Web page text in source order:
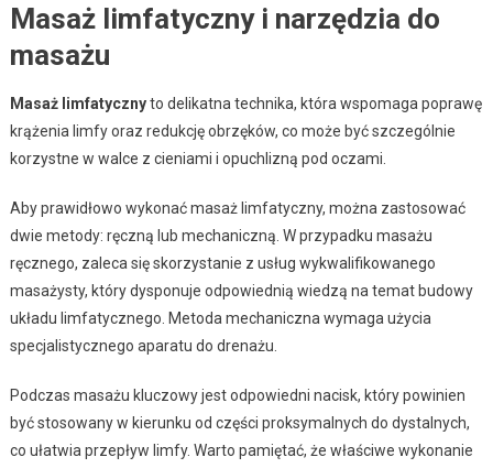
Masaż limfatyczny i narzędzia do
masażu
Masaż limfatycznyto delikatna technika, która wspomaga poprawę
krążenia limfy oraz redukcję obrzęków, co może być szczególnie
korzystne w walce z cieniami i opuchlizną pod oczami.
Aby prawidłowo wykonać masaż limfatyczny, można zastosować
dwie metody: ręczną lub mechaniczną. W przypadku masażu
ręcznego, zaleca się skorzystanie z usług wykwalifikowanego
masażysty, który dysponuje odpowiednią wiedzą na temat budowy
układu limfatycznego. Metoda mechaniczna wymaga użycia
specjalistycznego aparatu do drenażu.
Podczas masażu kluczowy jest odpowiedni nacisk, który powinien
być stosowany w kierunku od części proksymalnych do dystalnych,
co ułatwia przepływ limfy. Warto pamiętać, że właściwe wykonanie